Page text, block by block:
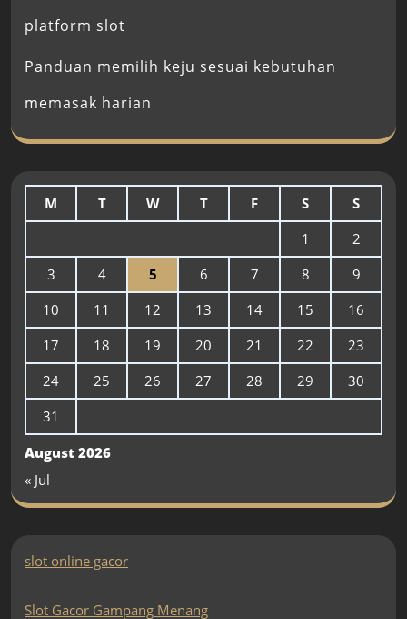
platform slot
Panduan memilih keju sesuai kebutuhan
memasak harian
August 2026
M T W T F S
S
1
2
3
4 5 6 7 8
9
10
11 12 13 14 15
16
17
18 19 20 21 22
23
24
25 26 27 28 29
30
31
« Jul
slot online gacor
Slot Gacor Gampang Menang